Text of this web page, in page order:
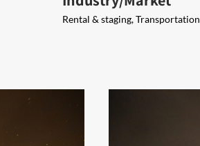
Rental & staging, Transportation